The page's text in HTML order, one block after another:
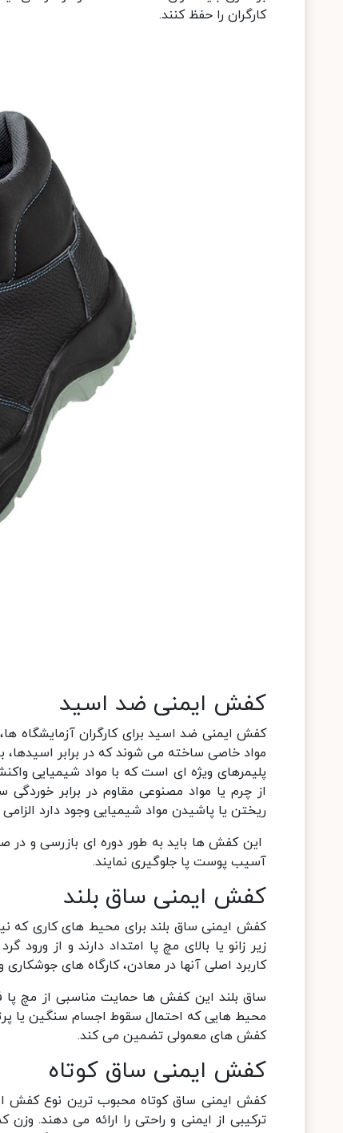
کارگران را حفظ کنند.
کفش ایمنی ضد اسید
کفش ایمنی ضد اسید برای کارگران آزمایشگاه
مواد خاصی ساخته می شوند که در برابر اسیدها،
پلیمرهای ویژه ای است که با مواد شیمیایی
از چرم یا مواد مصنوعی مقاوم در برابر
ریختن یا پاشیدن مواد شیمیایی وجود دارد
این کفش ها باید به طور دوره ای بازرسی و
آسیب پوست پا جلوگیری نمایند.
کفش ایمنی ساق بلند
کفش ایمنی ساق بلند برای محیط های کاری که
زیر زانو یا بالای مچ پا امتداد دارند و از
کاربرد اصلی آنها در معادن، کارگاه های
ساق بلند این کفش ها حمایت مناسبی از مچ پا
محیط هایی که احتمال سقوط اجسام سنگین یا
کفش های معمولی تضمین می کند.
کفش ایمنی ساق کوتاه
کفش ایمنی ساق کوتاه محبوب ترین نوع کفش
ترکیبی از ایمنی و راحتی را ارائه می دهند.